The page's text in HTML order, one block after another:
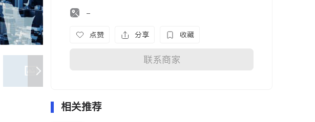
-
点赞 分享 收藏
联系商家
相关推荐